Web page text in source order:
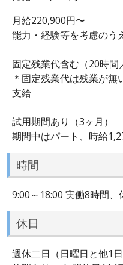
月給220,900円〜
能力・経験等を考慮のう
固定残業代含む（20時間
＊固定残業代は残業が
支給
試用期間あり（3ヶ月）
期間中はパート、時給
時間
9:00～18:00 実働8時間、
休日
週休二日（日曜日と他1